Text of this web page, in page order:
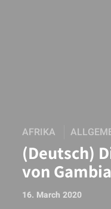
AFRIKA
(Deutsch)
von Gambia
16. March 2020